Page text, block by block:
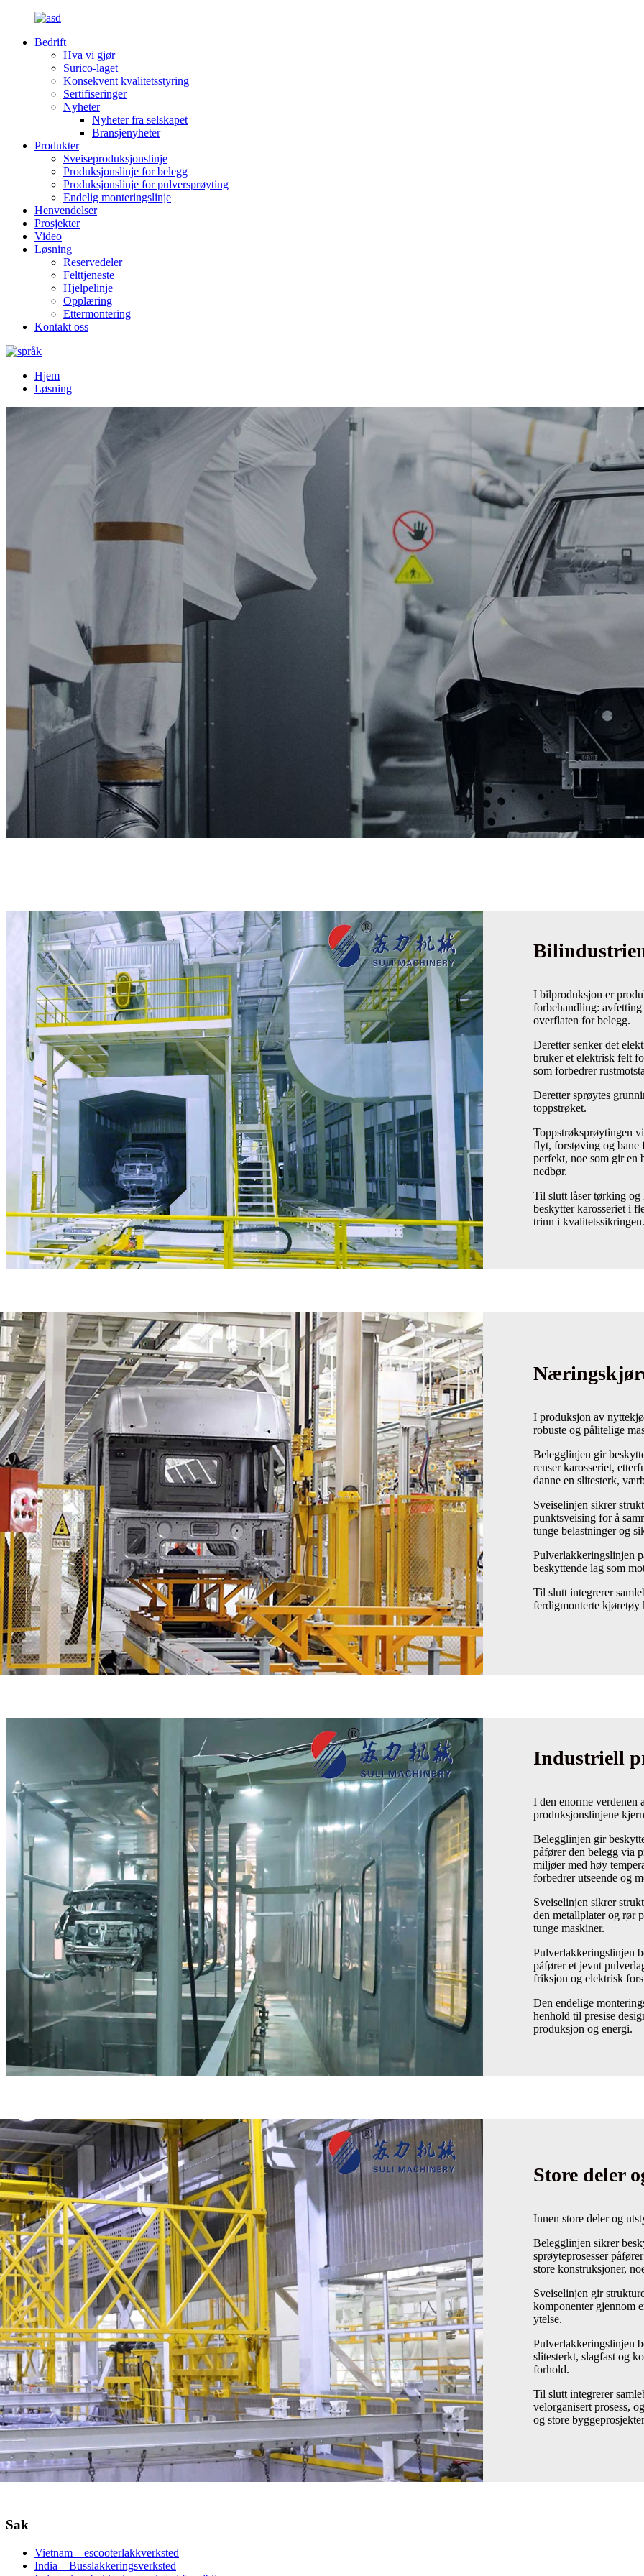
Bedrift
Hva vi gjør
Surico-laget
Konsekvent kvalitetsstyring
Sertifiseringer
Nyheter
Nyheter fra selskapet
Bransjenyheter
Produkter
Sveiseproduksjonslinje
Produksjonslinje for belegg
Produksjonslinje for pulversprøyting
Endelig monteringslinje
Henvendelser
Prosjekter
Video
Løsning
Reservedeler
Felttjeneste
Hjelpelinje
Opplæring
Ettermontering
Kontakt oss
Hjem
Løsning
I bilproduksjon er
forbehandling:
overflaten for belegg.
Deretter senker det
bruker et elektrisk felt
som forbedrer
Deretter sprøytes
toppstrøket.
Toppstrøksprøytingen
flyt, forstøving og bane
perfekt, noe som gir en
nedbør.
Til slutt låser tørking og
beskytter karosseriet i
trinn i kvalitetssikringen.
I produksjon av
robuste og pålitelige
Belegglinjen gir
renser karosseriet,
danne en slitesterk,
Sveiselinjen sikrer
punktsveising for å
tunge belastninger og
Pulverlakkeringslinjen
beskyttende lag som
Til slutt integrerer
ferdigmonterte
Industriell
I den enorme verdenen
produksjonslinjene
Belegglinjen gir
påfører den belegg via
miljøer med høy
forbedrer utseende og
Sveiselinjen sikrer
den metallplater og rør
tunge maskiner.
Pulverlakkeringslinjen
påfører et jevnt
friksjon og elektrisk
Den endelige
henhold til presise
produksjon og energi.
Store deler
Innen store deler og
Belegglinjen sikrer
sprøyteprosesser
store konstruksjoner,
Sveiselinjen gir
komponenter gjennom
ytelse.
Pulverlakkeringslinjen
slitesterkt, slagfast og
forhold.
Til slutt integrerer
velorganisert prosess,
og store
Sak
Vietnam – escooterlakkverksted
India – Busslakkeringsverksted